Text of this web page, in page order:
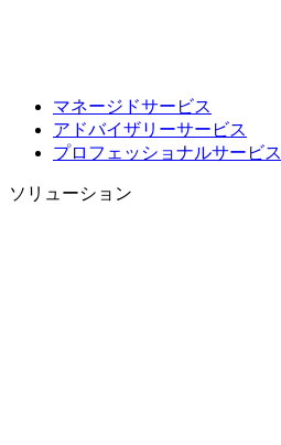
マネージドサービス
アドバイザリーサービス
プロフェッショナルサービス
ソリューション